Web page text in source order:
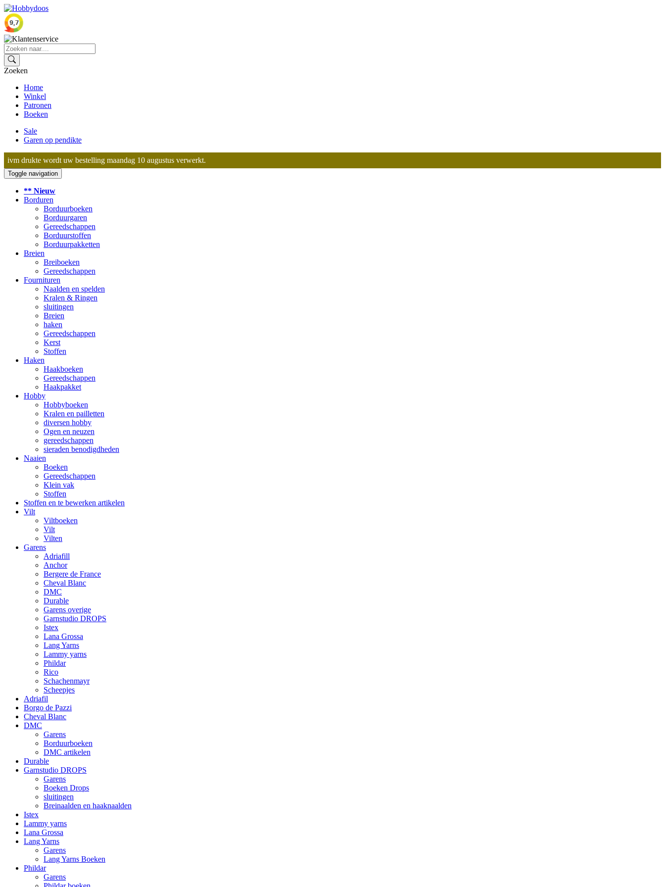
Zoeken
Home
Winkel
Patronen
Boeken
Sale
Garen op pendikte
ivm drukte wordt uw bestelling maandag 10 augustus verwerkt.
Toggle navigation
** Nieuw
Borduren
Borduurboeken
Borduurgaren
Gereedschappen
Borduurstoffen
Borduurpakketten
Breien
Breiboeken
Gereedschappen
Fournituren
Naalden en spelden
Kralen & Ringen
sluitingen
Breien
haken
Gereedschappen
Kerst
Stoffen
Haken
Haakboeken
Gereedschappen
Haakpakket
Hobby
Hobbyboeken
Kralen en pailletten
diversen hobby
Ogen en neuzen
gereedschappen
sieraden benodigdheden
Naaien
Boeken
Gereedschappen
Klein vak
Stoffen
Stoffen en te bewerken artikelen
Vilt
Viltboeken
Vilt
Vilten
Garens
Adriafill
Anchor
Bergere de France
Cheval Blanc
DMC
Durable
Garens overige
Garnstudio DROPS
Istex
Lana Grossa
Lang Yarns
Lammy yarns
Phildar
Rico
Schachenmayr
Scheepjes
Adriafil
Borgo de Pazzi
Cheval Blanc
DMC
Garens
Borduurboeken
DMC artikelen
Durable
Garnstudio DROPS
Garens
Boeken Drops
sluitingen
Breinaalden en haaknaalden
Istex
Lammy yarns
Lana Grossa
Lang Yarns
Garens
Lang Yarns Boeken
Phildar
Garens